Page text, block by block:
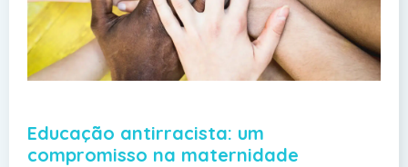
Educação antirracista: um
compromisso na maternidade